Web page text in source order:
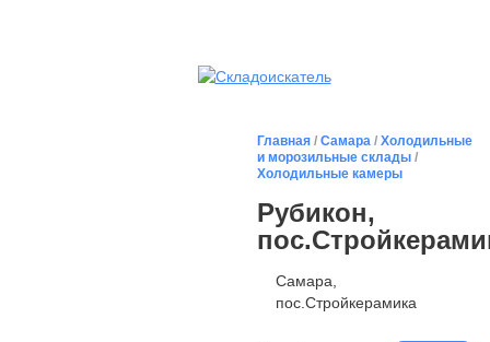
Главная / Самара / Холодильные
и морозильные склады /
Холодильные камеры
Рубикон,
Самара,
пос.Стройкерамика